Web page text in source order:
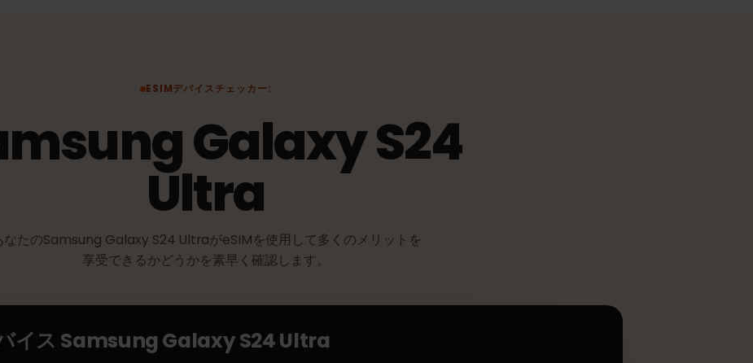
ESIMデバイスチェッカー:
Galaxy S24
Ultra
享受できるかどうかを素早く確認します。